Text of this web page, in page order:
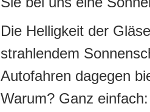
Die Helligkeit der
strahlendem
Autofahren dagegen
Warum? Ganz